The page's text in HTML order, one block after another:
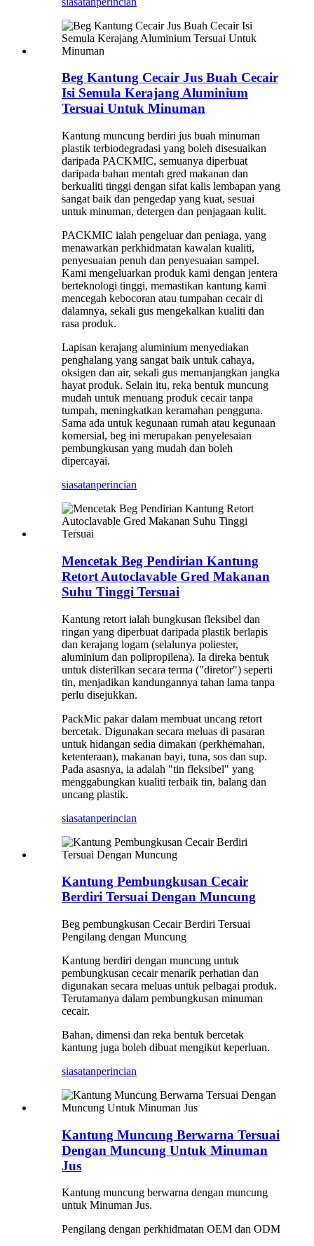
Beg Kantung Cecair Jus Buah Cecair
Isi Semula Kerajang Aluminium
Tersuai Untuk Minuman
Kantung muncung berdiri jus buah minuman
plastik terbiodegradasi yang boleh disesuaikan
daripada PACKMIC, semuanya diperbuat
daripada bahan mentah gred makanan dan
berkualiti tinggi dengan sifat kalis lembapan yang
sangat baik dan pengedap yang kuat, sesuai
untuk minuman, detergen dan penjagaan kulit.
PACKMIC ialah pengeluar dan peniaga, yang
menawarkan perkhidmatan kawalan kualiti,
penyesuaian penuh dan penyesuaian sampel.
Kami mengeluarkan produk kami dengan jentera
berteknologi tinggi, memastikan kantung kami
mencegah kebocoran atau tumpahan cecair di
dalamnya, sekali gus mengekalkan kualiti dan
rasa produk.
Lapisan kerajang aluminium menyediakan
penghalang yang sangat baik untuk cahaya,
oksigen dan air, sekali gus memanjangkan jangka
hayat produk. Selain itu, reka bentuk muncung
mudah untuk menuang produk cecair tanpa
tumpah, meningkatkan keramahan pengguna.
Sama ada untuk kegunaan rumah atau kegunaan
komersial, beg ini merupakan penyelesaian
pembungkusan yang mudah dan boleh
dipercayai.
siasatanperincian
Mencetak Beg Pendirian Kantung
Retort Autoclavable Gred Makanan
Suhu Tinggi Tersuai
Kantung retort ialah bungkusan fleksibel dan
ringan yang diperbuat daripada plastik berlapis
dan kerajang logam (selalunya poliester,
aluminium dan polipropilena). Ia direka bentuk
untuk disterilkan secara terma ("diretor") seperti
tin, menjadikan kandungannya tahan lama tanpa
perlu disejukkan.
PackMic pakar dalam membuat uncang retort
bercetak. Digunakan secara meluas di pasaran
untuk hidangan sedia dimakan (perkhemahan,
ketenteraan), makanan bayi, tuna, sos dan sup.
Pada asasnya, ia adalah "tin fleksibel" yang
menggabungkan kualiti terbaik tin, balang dan
uncang plastik.
siasatanperincian
Kantung Pembungkusan Cecair
Berdiri Tersuai Dengan Muncung
Beg pembungkusan Cecair Berdiri Tersuai
Pengilang dengan Muncung
Kantung berdiri dengan muncung untuk
pembungkusan cecair menarik perhatian dan
digunakan secara meluas untuk pelbagai produk.
Terutamanya dalam pembungkusan minuman
cecair.
Bahan, dimensi dan reka bentuk bercetak
kantung juga boleh dibuat mengikut keperluan.
siasatanperincian
Kantung Muncung Berwarna Tersuai
Dengan Muncung Untuk Minuman
Jus
Kantung muncung berwarna dengan muncung
untuk Minuman Jus.
Pengilang dengan perkhidmatan OEM dan ODM